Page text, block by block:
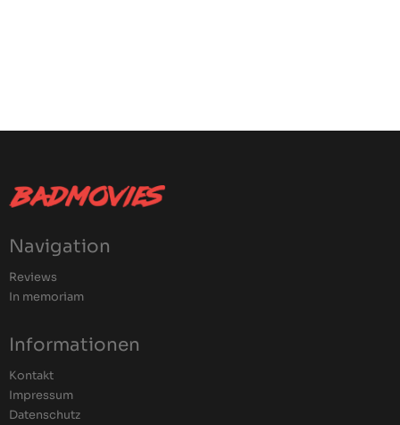
Navigation
Reviews
In memoriam
Informationen
Kontakt
Impressum
Datenschutz